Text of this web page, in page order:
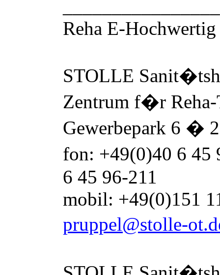
Reha E-Hochwertig
STOLLE Sanit�
Zentrum f�r
Gewerbepark 6 �
fon: +49(0)40 6 45
6 45 96-211
mobil: +49(0)151
pruppel@stolle-